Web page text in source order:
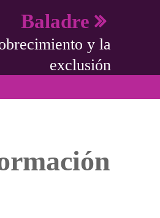
Baladre
y la
exclusión